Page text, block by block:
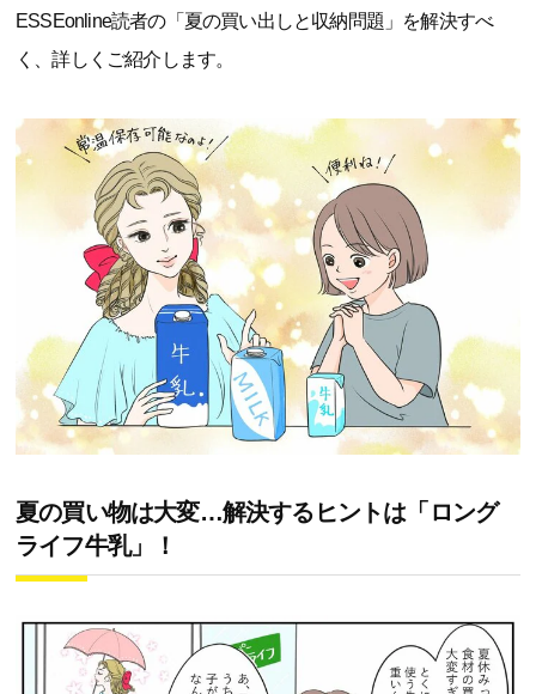
ESSEonline読者の「夏の買い出しと収納問題」を解決すべ
く、詳しくご紹介します。
夏の買い物は大変…解決するヒントは「ロング
ライフ牛乳」！